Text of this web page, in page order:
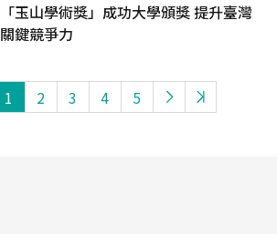
「玉山學術獎」成功大學頒獎 提升臺灣
關鍵競爭力
1 2 3 4 5